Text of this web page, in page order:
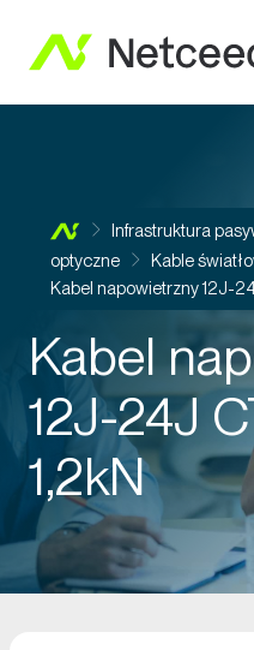
Infrastruktura
optyczne
Kable
Kabel napowietrzny 12J-
Kabel
12J-24J
1,2kN